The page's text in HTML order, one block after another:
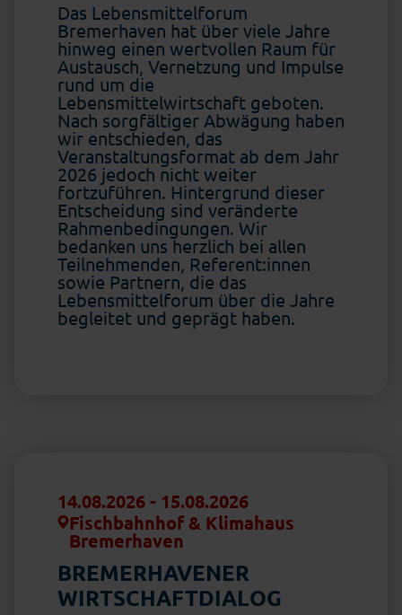
Das Lebensmittelforum
Bremerhaven hat über viele Jahre
hinweg einen wertvollen Raum für
Austausch, Vernetzung und Impulse
rund um die
Lebensmittelwirtschaft geboten.
Nach sorgfältiger Abwägung haben
wir entschieden, das
Veranstaltungsformat ab dem Jahr
2026 jedoch nicht weiter
fortzuführen. Hintergrund dieser
Entscheidung sind veränderte
Rahmenbedingungen. Wir
bedanken uns herzlich bei allen
Teilnehmenden, Referent:innen
sowie Partnern, die das
Lebensmittelforum über die Jahre
begleitet und geprägt haben.
14.08.2026- 15.08.2026
Fischbahnhof & Klimahaus
Bremerhaven
BREMERHAVENER
WIRTSCHAFTDIALOG